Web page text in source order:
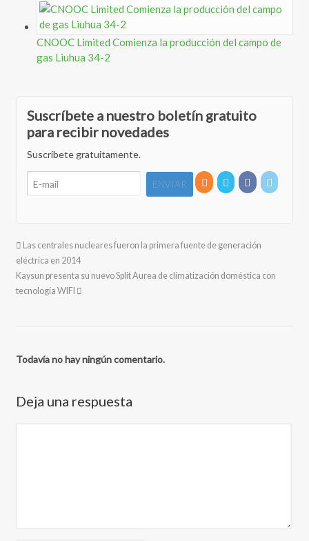
CNOOC Limited Comienza la producción del campo de
gas Liuhua 34-2
Suscríbete a nuestro boletín gratuito
para recibir novedades
Suscríbete gratuitamente.
Las centrales nucleares fueron la primera fuente de generación
eléctrica en 2014
Kaysun presenta su nuevo Split Aurea de climatización doméstica con
tecnología WIFI
Todavía no hay ningún comentario.
Deja una respuesta